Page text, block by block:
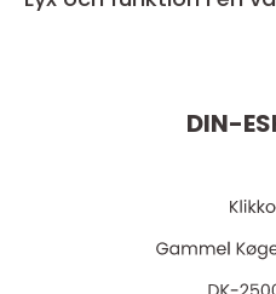
DIN-